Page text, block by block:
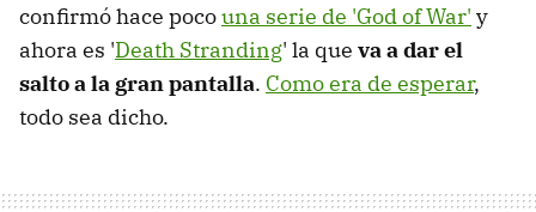
confirmó hace pocouna serie de 'God of War' y
ahora es 'Death Stranding' la que va a dar el
salto a la gran pantalla. Como era de esperar,
todo sea dicho.